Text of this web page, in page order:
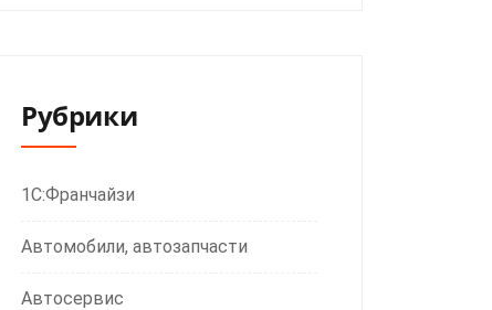
Рубрики
1С:Франчайзи
Автомобили, автозапчасти
Автосервис